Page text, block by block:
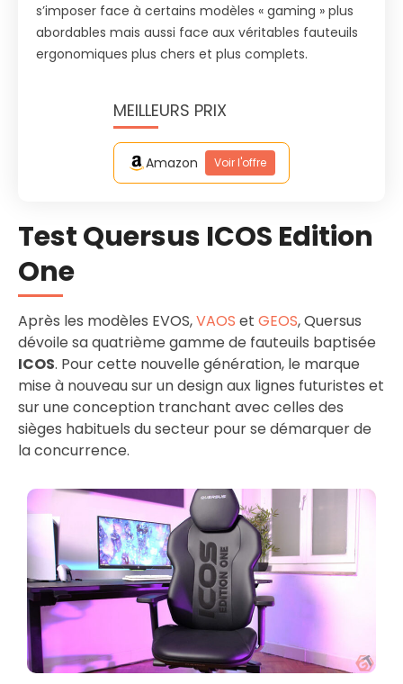
MEILLEURS PRIX
Amazon Voir l'offre
s’imposer face à certains modèles « gaming » plus
abordables mais aussi face aux véritables fauteuils
ergonomiques plus chers et plus complets.
Test Quersus ICOS Edition
One
Après les modèles EVOS,VAOS et GEOS, Quersus
dévoile sa quatrième gamme de fauteuils baptisée
ICOS. Pour cette nouvelle génération, le marque
mise à nouveau sur un design aux lignes futuristes et
sur une conception tranchant avec celles des
sièges habituels du secteur pour se démarquer de
la concurrence.